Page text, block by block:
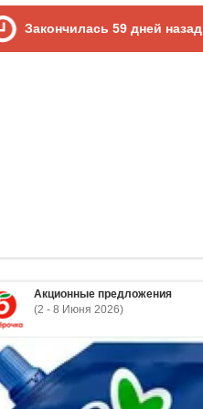
Закончилась 59 дней назад
Акционные предложения
(2 - 8 Июня 2026)